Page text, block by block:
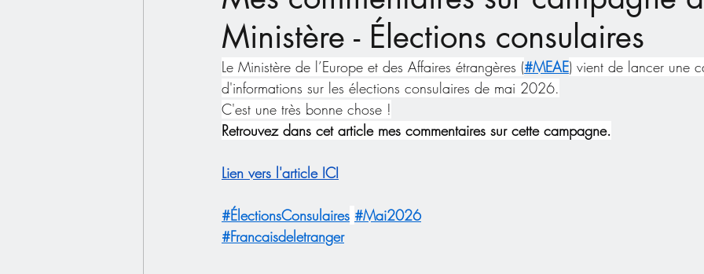
Ministère - Élections consulaires
Le Ministère de l’Europe et des Affaires étrangères (#MEAE) vient de lancer une
d'informations sur les élections consulaires de mai 2026.
C'est une très bonne chose !
Retrouvez dans cet article mes commentaires sur cette campagne.
Lien vers l'article ICI
#ÉlectionsConsulaires #Mai2026
#Francaisdeletranger